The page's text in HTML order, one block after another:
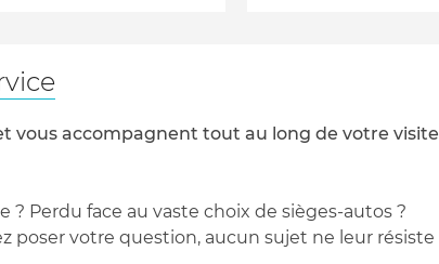
vous accompagnent tout au long de votre visite
Perdu face au vaste choix de sièges-autos ?
poser votre question, aucun sujet ne leur résiste